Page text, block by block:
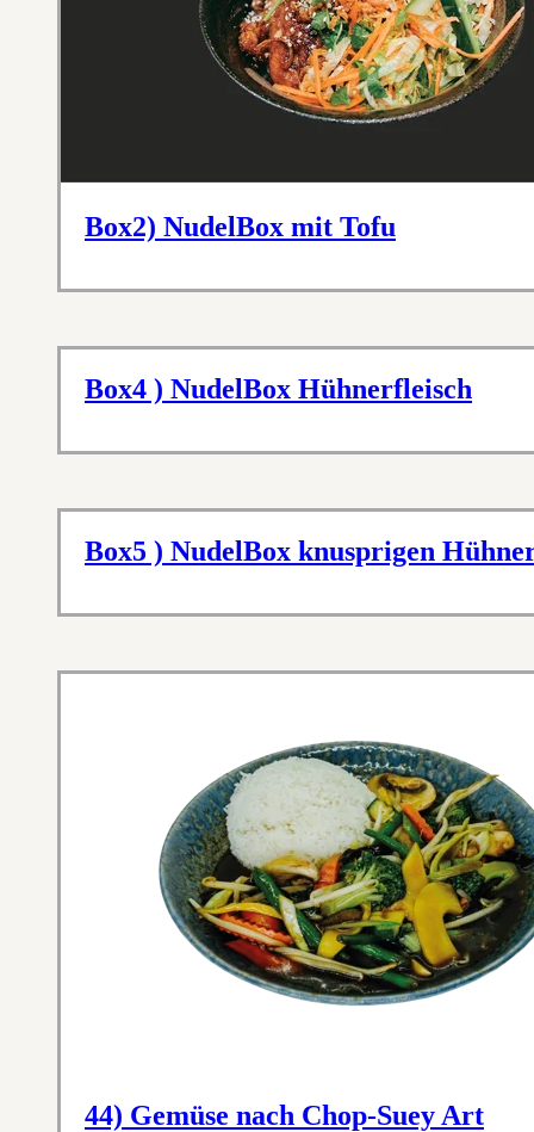
Box2) NudelBox mit Tofu
Box4 ) NudelBox Hühnerfleisch
Box5 ) NudelBox knusprigen
44) Gemüse nach Chop-Suey Art